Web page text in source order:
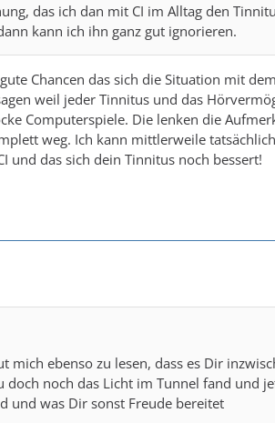
das ich dan mit CI im Alltag den
kann ich ihn ganz gut ignorieren.
Chancen das sich die Situation mit
weil jeder Tinnitus und das
Computerspiele. Die lenken die
weg. Ich kann mittlerweile
und das sich dein Tinnitus noch bessert!
mich ebenso zu lesen, dass es Dir
doch noch das Licht im Tunnel fand und
und was Dir sonst Freude bereitet